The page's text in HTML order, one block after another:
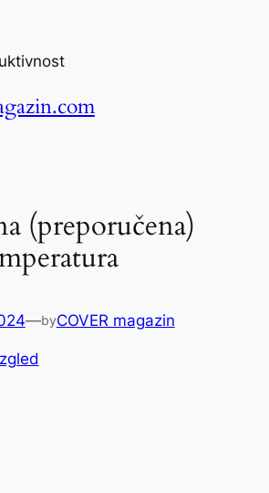
(preporučena)
—byCOVER magazin